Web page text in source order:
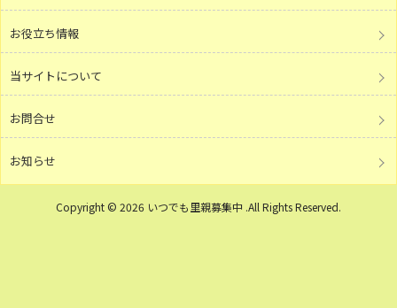
お役立ち情報
当サイトについて
お問合せ
お知らせ
Copyright © 2026 いつでも里親募集中 .All Rights Reserved.